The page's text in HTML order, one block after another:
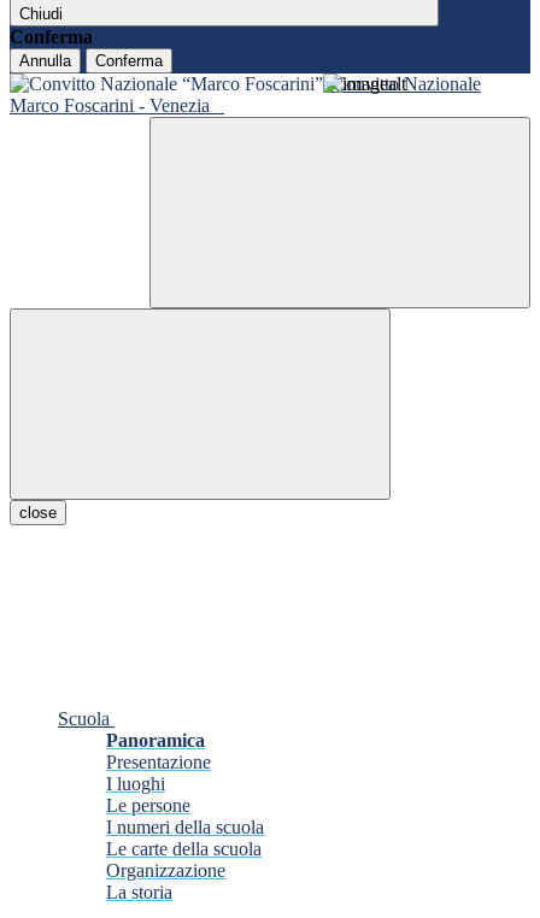
Chiudi
Conferma
Annulla Conferma
Convitto Nazionale
Marco Foscarini - Venezia
close
Scuola
Panoramica
Presentazione
I luoghi
Le persone
I numeri della scuola
Le carte della scuola
Organizzazione
La storia